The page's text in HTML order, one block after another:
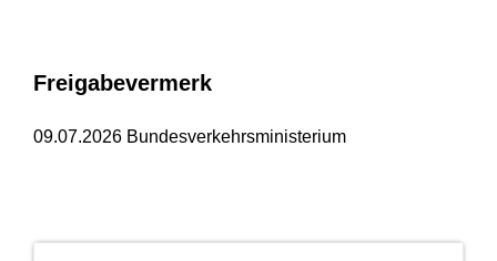
Freigabevermerk
09.07.2026 Bundesverkehrsministerium